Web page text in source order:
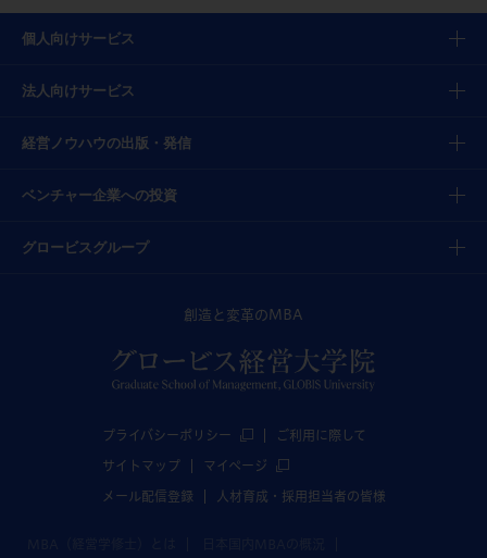
個人向けサービス
法人向けサービス
経営ノウハウの出版・発信
ベンチャー企業への投資
グロービスグループ
創造と変革のMBA
プライバシーポリシー ご利用に際して
サイトマップ マイページ
メール配信登録 人材育成・採用担当者の皆様